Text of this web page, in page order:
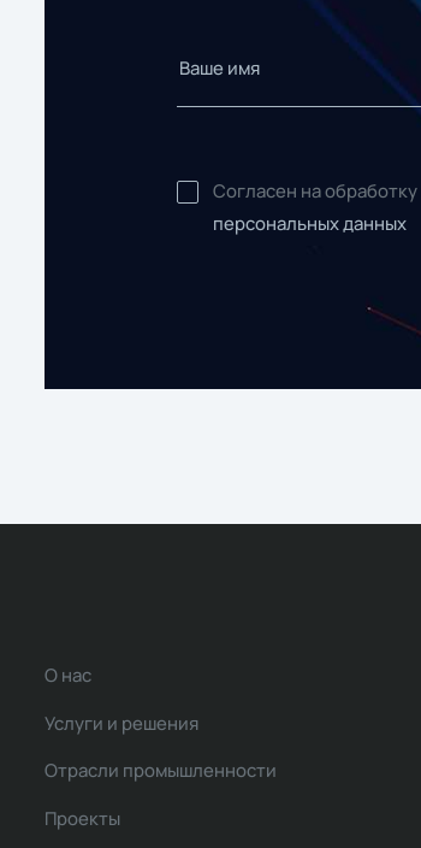
Согласен на обработку
персональных данных
О нас
Услуги и решения
Отрасли промышленности
Проекты